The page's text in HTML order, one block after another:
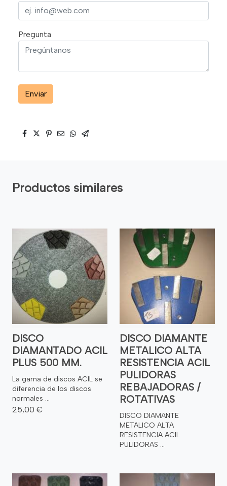
Pregunta
Enviar
Productos similares
DISCO
DIAMANTADO ACIL
PLUS 500 MM.
La gama de discos ACIL se
diferencia de los discos
normales ...
25,00 €
DISCO DIAMANTE
METALICO ALTA
RESISTENCIA ACIL
PULIDORAS
REBAJADORAS /
ROTATIVAS
DISCO DIAMANTE
METALICO ALTA
RESISTENCIA ACIL
PULIDORAS ...